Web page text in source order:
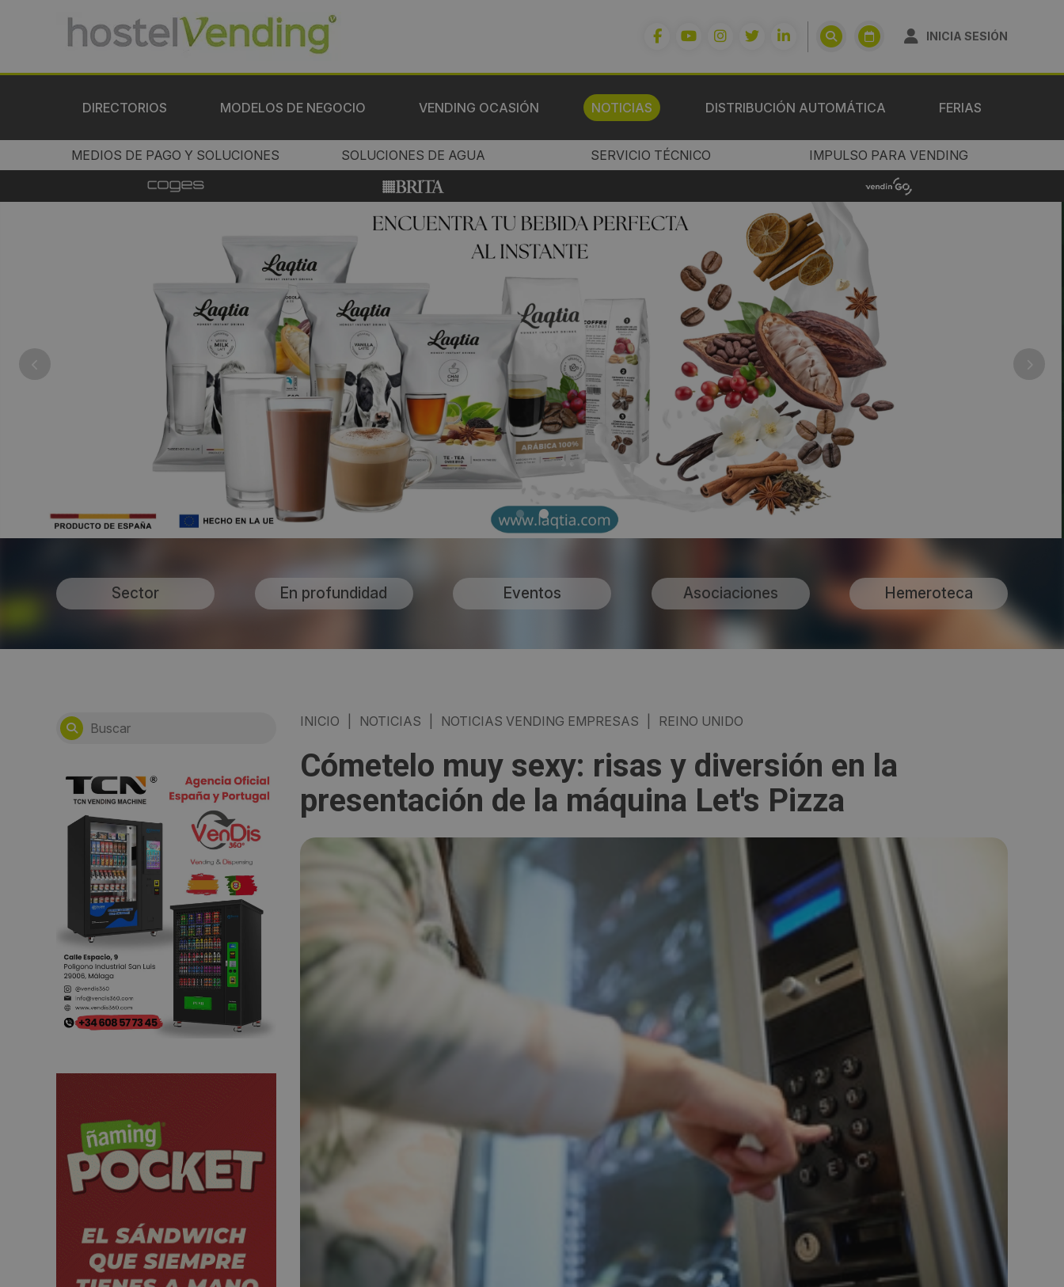
INICIA SESIÓN
DIRECTORIOS MODELOS DE NEGOCIO VENDING OCASIÓN NOTICIAS DISTRIBUCIÓN AUTOMÁTICA FERIAS
MEDIOS DE PAGO Y SOLUCIONES SOLUCIONES DE AGUA SERVICIO TÉCNICO IMPULSO PARA VENDING
Sector En profundidad Eventos Asociaciones Hemeroteca
INICIO NOTICIAS NOTICIAS VENDING EMPRESAS REINO UNIDO
Cómetelo muy sexy: risas y diversión en la
presentación de la máquina Let's Pizza